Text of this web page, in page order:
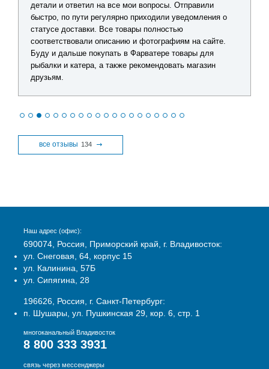
детали и ответил на все мои вопросы. Отправили
быстро, по пути регулярно приходили уведомления о
статусе доставки. Все товары полностью
соответствовали описанию и фотографиям на сайте.
Буду и дальше покупать в Фарватере товары для
рыбалки и катера, а также рекомендовать магазин
друзьям.
все отзывы 134
Наш адрес (офис):
690074, Россия, Приморский край, г. Владивосток:
ул. Снеговая, 64, корпус 15
ул. Калинина, 57Б
ул. Сипягина, 28
196626, Россия, г. Санкт-Петербург:
п. Шушары, ул. Пушкинская 29, кор. 6, стр. 1
многоканальный Владивосток
8 800 333 3931
связь через мессенджеры